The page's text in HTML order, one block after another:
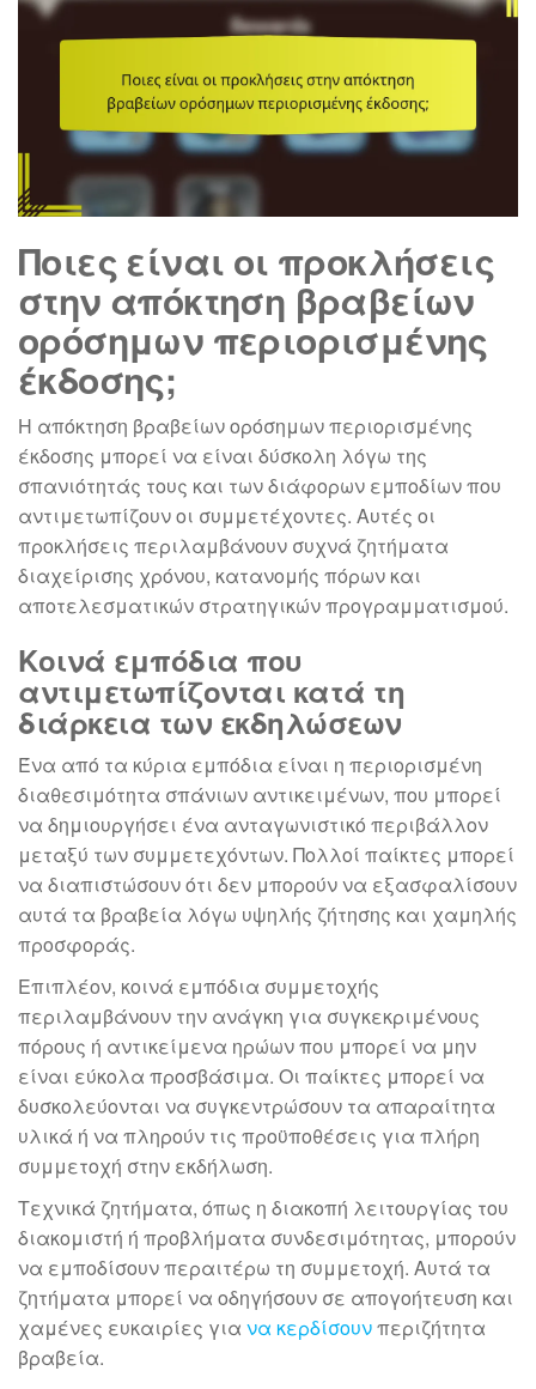
Ποιες είναι οι προκλήσεις
στην απόκτηση βραβείων
ορόσημων περιορισμένης
έκδοσης;
Η απόκτηση βραβείων ορόσημων περιορισμένης
έκδοσης μπορεί να είναι δύσκολη λόγω της
σπανιότητάς τους και των διάφορων εμποδίων που
αντιμετωπίζουν οι συμμετέχοντες. Αυτές οι
προκλήσεις περιλαμβάνουν συχνά ζητήματα
διαχείρισης χρόνου, κατανομής πόρων και
αποτελεσματικών στρατηγικών προγραμματισμού.
Κοινά εμπόδια που
αντιμετωπίζονται κατά τη
διάρκεια των εκδηλώσεων
Ένα από τα κύρια εμπόδια είναι η περιορισμένη
διαθεσιμότητα σπάνιων αντικειμένων, που μπορεί
να δημιουργήσει ένα ανταγωνιστικό περιβάλλον
μεταξύ των συμμετεχόντων. Πολλοί παίκτες μπορεί
να διαπιστώσουν ότι δεν μπορούν να εξασφαλίσουν
αυτά τα βραβεία λόγω υψηλής ζήτησης και χαμηλής
προσφοράς.
Επιπλέον, κοινά εμπόδια συμμετοχής
περιλαμβάνουν την ανάγκη για συγκεκριμένους
πόρους ή αντικείμενα ηρώων που μπορεί να μην
είναι εύκολα προσβάσιμα. Οι παίκτες μπορεί να
δυσκολεύονται να συγκεντρώσουν τα απαραίτητα
υλικά ή να πληρούν τις προϋποθέσεις για πλήρη
συμμετοχή στην εκδήλωση.
Τεχνικά ζητήματα, όπως η διακοπή λειτουργίας του
διακομιστή ή προβλήματα συνδεσιμότητας, μπορούν
να εμποδίσουν περαιτέρω τη συμμετοχή. Αυτά τα
ζητήματα μπορεί να οδηγήσουν σε απογοήτευση και
χαμένες ευκαιρίες για να κερδίσουνπεριζήτητα
βραβεία.